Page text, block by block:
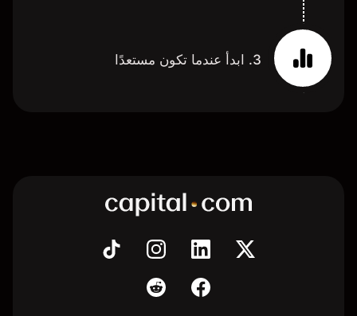
3. ابدأ عندما تكون مستعدًا